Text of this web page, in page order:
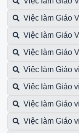
Việc làm Giáo
Việc làm Giáo
Việc làm Giáo
Việc làm Giáo
Việc làm Giáo
Việc làm Giáo
Việc làm Giáo